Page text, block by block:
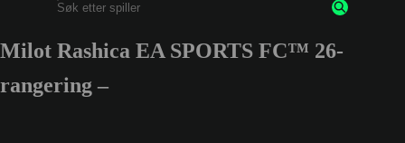
Enter a minimum of 3 characters or numbers
Milot Rashica EA SPORTS FC™ 26-
rangering –